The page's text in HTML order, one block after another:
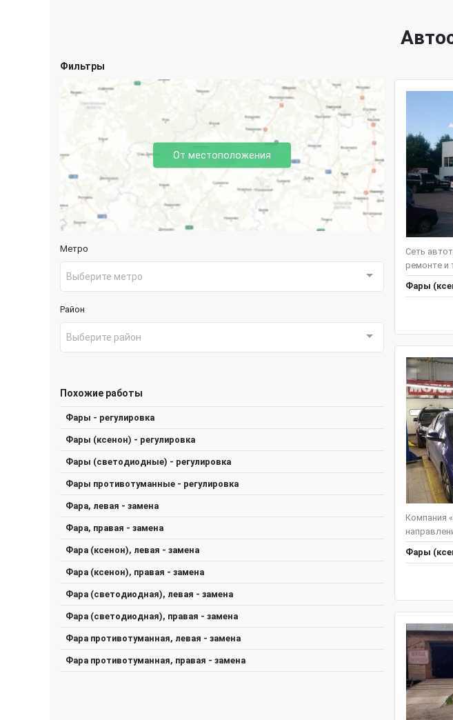
Фильтры
От местоположения
Метро
Выберите метро
Район
Выберите район
Похожие работы
Фары - регулировка
Фары (ксенон) - регулировка
Фары (светодиодные) - регулировка
Фары противотуманные - регулировка
Фара, левая - замена
Фара, правая - замена
Фара (ксенон), левая - замена
Фара (ксенон), правая - замена
Фара (светодиодная), левая - замена
Фара (светодиодная), правая - замена
Фара противотуманная, левая - замена
Фара противотуманная, правая - замена
Сеть
ремонте и
Фары
Компания
Фары